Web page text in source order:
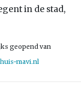
in de stad,
geopend van
mavi.nl